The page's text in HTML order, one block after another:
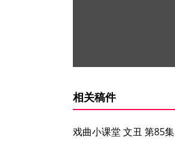
相关稿件
戏曲小课堂 文丑 第85集